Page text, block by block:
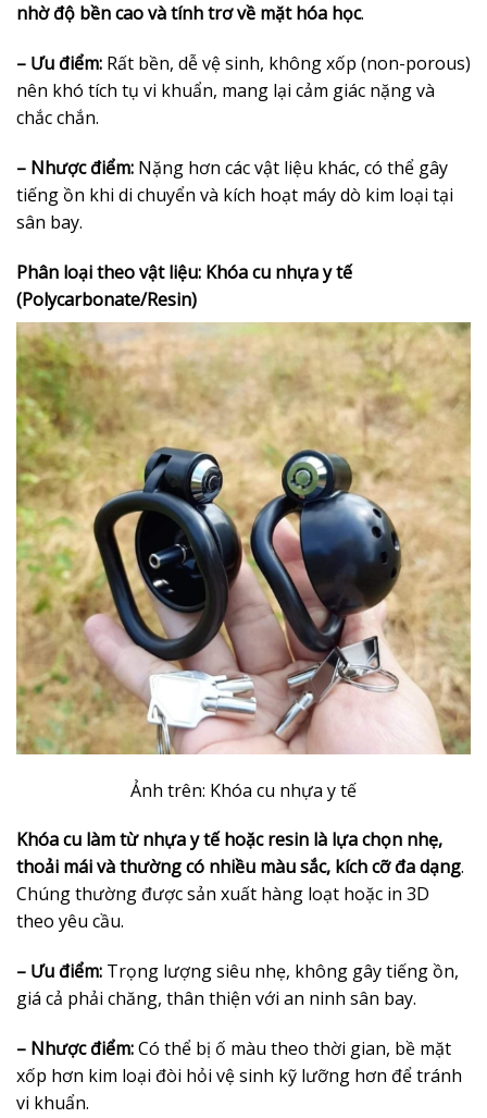
nhờ độ bền cao và tính trơ về mặt hóa học.
– Ưu điểm: Rất bền, dễ vệ sinh, không xốp (non-porous)
nên khó tích tụ vi khuẩn, mang lại cảm giác nặng và
chắc chắn.
– Nhược điểm: Nặng hơn các vật liệu khác, có thể gây
tiếng ồn khi di chuyển và kích hoạt máy dò kim loại tại
sân bay.
Phân loại theo vật liệu: Khóa cu nhựa y tế
(Polycarbonate/Resin)
Ảnh trên: Khóa cu nhựa y tế
Khóa cu làm từ nhựa y tế hoặc resin là lựa chọn nhẹ,
thoải mái và thường có nhiều màu sắc, kích cỡ đa dạng.
Chúng thường được sản xuất hàng loạt hoặc in 3D
theo yêu cầu.
– Ưu điểm: Trọng lượng siêu nhẹ, không gây tiếng ồn,
giá cả phải chăng, thân thiện với an ninh sân bay.
– Nhược điểm:Có thể bị ố màu theo thời gian, bề mặt
xốp hơn kim loại đòi hỏi vệ sinh kỹ lưỡng hơn để tránh
vi khuẩn.